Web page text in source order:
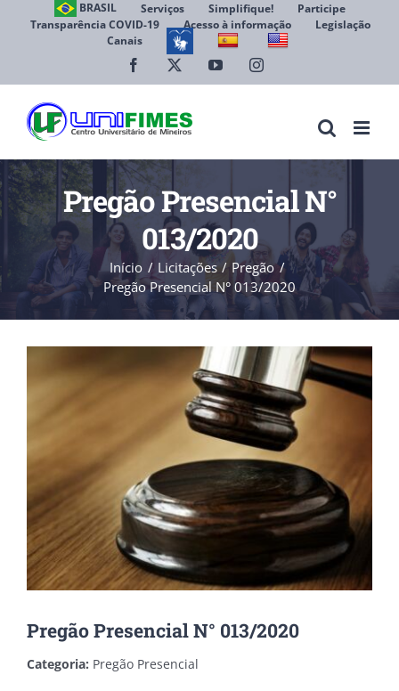
BRASIL Serviços Simplifique!
Participe
Transparência COVID-19
Acesso à informação
Legislação
Canais
Facebook YouTubeInstagram
Pregão Presencial N°
013/2020
Início Licitações
Pregão
Pregão Presencial N° 013/2020
Larger
Image
Pregão Presencial N° 013/2020
Categoria: Pregão Presencial